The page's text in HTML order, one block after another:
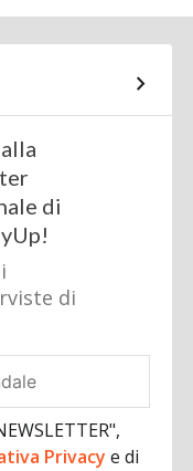
di
di
Privacye di